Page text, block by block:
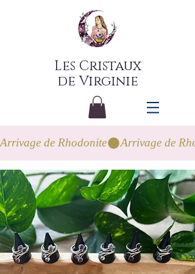
Les Cristaux
de Virginie
Arrivage de Rhodonite